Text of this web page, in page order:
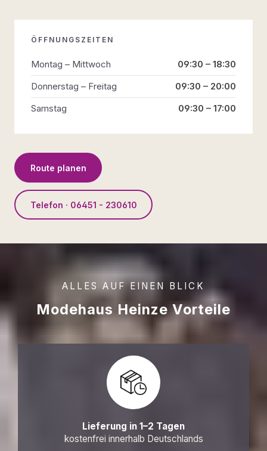
ÖFFNUNGSZEITEN
Montag – Mittwoch
09:30 – 18:30
Donnerstag – Freitag
09:30 – 20:00
Samstag
09:30 – 17:00
Route planen
Telefon · 06451 - 230610
ALLES AUF EINEN BLICK
Modehaus Heinze Vorteile
Lieferung in 1–2 Tagen
kostenfrei innerhalb Deutschlands